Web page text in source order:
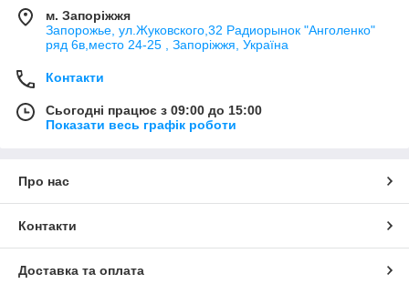
м. Запоріжжя
Запорожье, ул.Жуковского,32 Радиорынок "Анголенко"
ряд 6в,место 24-25 , Запоріжжя, Україна
Контакти
Сьогодні працює з 09:00 до 15:00
Показати весь графік роботи
Про нас
Контакти
Доставка та оплата